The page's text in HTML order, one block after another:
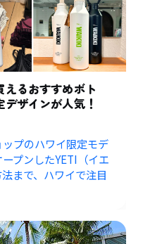
えるおすすめボト
ザインが人気！
プのハワイ限定モデ
プンしたYETI（イエ
まで、ハワイで注目